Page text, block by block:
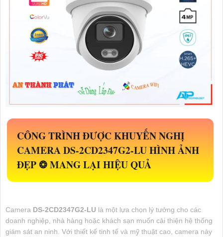
CÔNG TRÌNH ĐƯỢC KHUYẾN NGHỊ
CAMERADS-2CD2347G2-LUHÌNH ẢNH
ĐẸP ❂ MANG LẠI HIỆU QUẢ
Camera DS-2CD2347G2-LU là một lựa chọn lý tưởng cho các
doanh nghiệp, nhà hàng hoặc khách sạn muốn cải thiện hệ thống
giám sát an ninh. Với thiết kế tinh tế và mỹ thuật cao, camera này